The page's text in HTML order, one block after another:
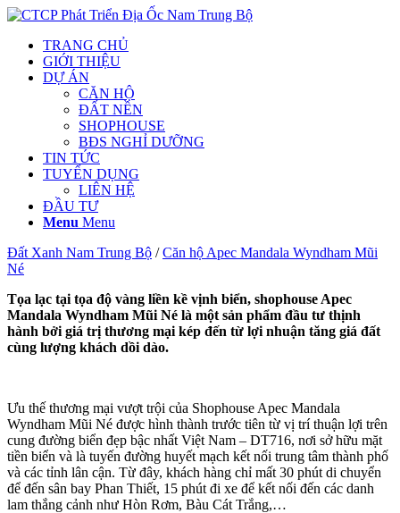
TRANG CHỦ
GIỚI THIỆU
DỰ ÁN
CĂN HỘ
ĐẤT NỀN
SHOPHOUSE
BĐS NGHỈ DƯỠNG
TIN TỨC
TUYỂN DỤNG
LIÊN HỆ
ĐẦU TƯ
Menu Menu
Đất Xanh Nam Trung Bộ /Căn hộ Apec Mandala Wyndham Mũi
Né
Tọa lạc tại tọa độ vàng liền kề vịnh biển, shophouse Apec
Mandala Wyndham Mũi Né là một sản phẩm đầu tư thịnh
hành bởi giá trị thương mại kép đến từ lợi nhuận tăng giá đất
cùng lượng khách dồi dào.
Ưu thế thương mại vượt trội của Shophouse Apec Mandala
Wyndham Mũi Né được hình thành trước tiên từ vị trí thuận lợi trên
cung đường biển đẹp bậc nhất Việt Nam – DT716, nơi sở hữu mặt
tiền biển và là tuyến đường huyết mạch kết nối trung tâm thành phố
và các tỉnh lân cận. Từ đây, khách hàng chỉ mất 30 phút di chuyển
để đến sân bay Phan Thiết, 15 phút đi xe để kết nối đến các danh
lam thắng cảnh như Hòn Rơm, Bàu Cát Trắng,…